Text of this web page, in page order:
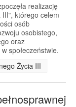
realizację
którego celem
osób
osobistego,
oraz
społeczeństwie.
Życia III